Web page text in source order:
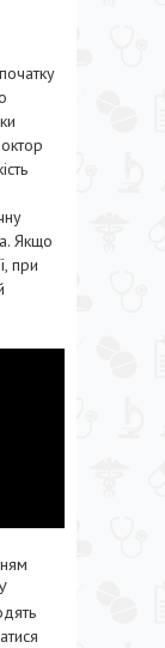
Якщо
при